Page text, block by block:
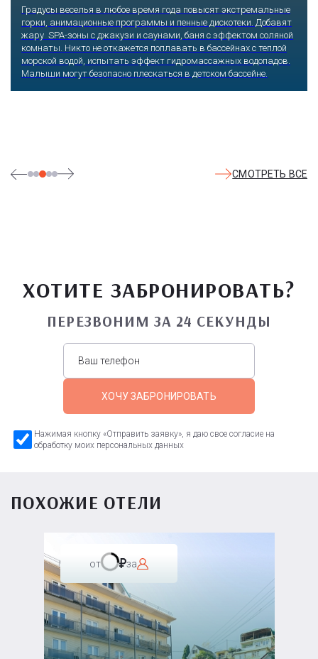
Сочи, Олимпийский проспект, 21
Оказавшись здесь, словно попадаешь в сказку: встречаешь
любимых героев русского фольклора, получаешь возможность
сколько душе угодно кататься на аттракционах европейского
уровня. Гости участвуют в увлекательных квестах и творческих
СМОТРЕТЬ ВСЕ
ХОТИТЕ ЗАБРОНИРОВАТЬ?
ПЕРЕЗВОНИМ ЗА 24 СЕКУНДЫ
ХОЧУ ЗАБРОНИРОВАТЬ
Нажимая кнопку «Отправить заявку», я даю свое согласие на
обработку моих персональных данных
ПОХОЖИЕ ОТЕЛИ
от за